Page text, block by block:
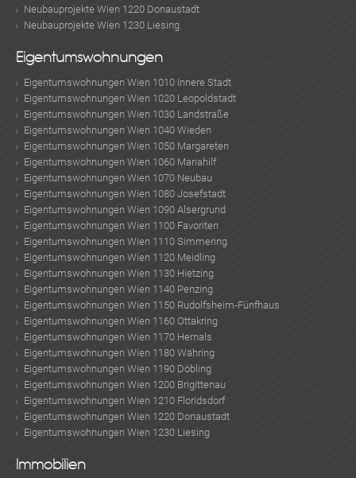
Neubauprojekte Wien 1220 Donaustadt
Neubauprojekte Wien 1230 Liesing
Eigentumswohnungen
Eigentumswohnungen Wien 1010 Innere Stadt
Eigentumswohnungen Wien 1020 Leopoldstadt
Eigentumswohnungen Wien 1030 Landstraße
Eigentumswohnungen Wien 1040 Wieden
Eigentumswohnungen Wien 1050 Margareten
Eigentumswohnungen Wien 1060 Mariahilf
Eigentumswohnungen Wien 1070 Neubau
Eigentumswohnungen Wien 1080 Josefstadt
Eigentumswohnungen Wien 1090 Alsergrund
Eigentumswohnungen Wien 1100 Favoriten
Eigentumswohnungen Wien 1110 Simmering
Eigentumswohnungen Wien 1120 Meidling
Eigentumswohnungen Wien 1130 Hietzing
Eigentumswohnungen Wien 1140 Penzing
Eigentumswohnungen Wien 1150 Rudolfsheim-Fünfhaus
Eigentumswohnungen Wien 1160 Ottakring
Eigentumswohnungen Wien 1170 Hernals
Eigentumswohnungen Wien 1180 Währing
Eigentumswohnungen Wien 1190 Döbling
Eigentumswohnungen Wien 1200 Brigittenau
Eigentumswohnungen Wien 1210 Floridsdorf
Eigentumswohnungen Wien 1220 Donaustadt
Eigentumswohnungen Wien 1230 Liesing
Immobilien